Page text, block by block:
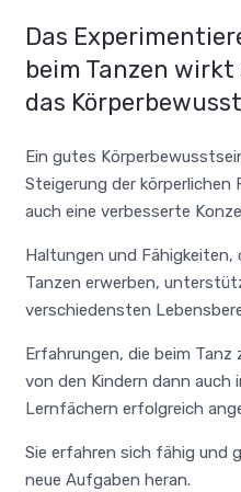
Das
beim Tanzen
das
Ein gutes
Steigerung der körperlichen
auch eine verbesserte
Haltungen und Fähigkeiten,
Tanzen erwerben,
verschiedensten
Erfahrungen, die beim
von den Kindern dann auch
Lernfächern erfolgreich
Sie erfahren sich fähig und
neue Aufgaben heran.